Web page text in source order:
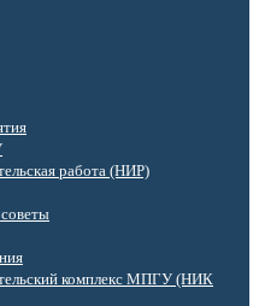
работа (НИР)
комплекс МПГУ (НИК